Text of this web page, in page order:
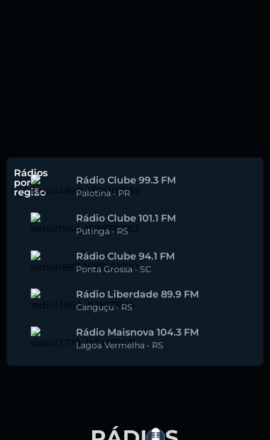
Rádios
por
região
Rádio Clube 99.3 FM
Palotina -PR
Rádio Clube 101.1 FM
Putinga-RS
Rádio Clube 94.1 FM
Ponta Grossa - SC
Rádio Liberdade 89.9 FM
Canguçu-RS
Rádio Maisnova 104.3 FM
Lagoa Vermelha - RS